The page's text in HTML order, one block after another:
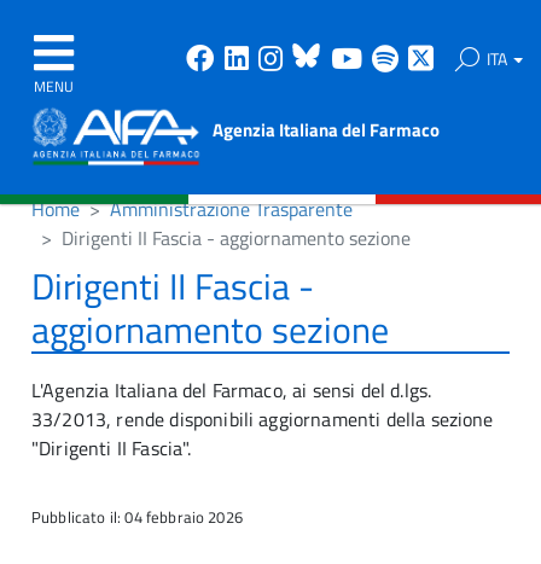
MENU
Facebook
Linkedin
Instagram
Bluesky
Youtube
Spotify ITA
Agenzia Italiana del Farmaco
Home
Amministrazione Trasparente
Dirigenti II Fascia - aggiornamento sezione
Dirigenti II Fascia -
aggiornamento sezione
L'Agenzia Italiana del Farmaco, ai sensi del d.lgs.
33/2013, rende disponibili aggiornamenti della sezione
"Dirigenti II Fascia".
Pubblicato il: 04 febbraio 2026